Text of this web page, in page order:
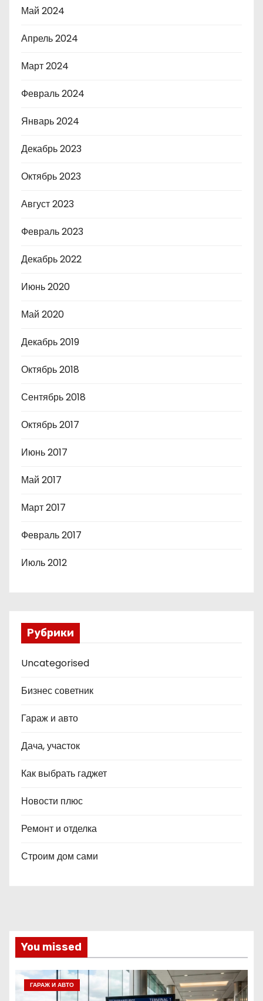
Май 2024
Апрель 2024
Март 2024
Февраль 2024
Январь 2024
Декабрь 2023
Октябрь 2023
Август 2023
Февраль 2023
Декабрь 2022
Июнь 2020
Май 2020
Декабрь 2019
Октябрь 2018
Сентябрь 2018
Октябрь 2017
Июнь 2017
Май 2017
Март 2017
Февраль 2017
Июль 2012
Рубрики
Uncategorised
Бизнес советник
Гараж и авто
Дача, участок
Как выбрать гаджет
Новости плюс
Ремонт и отделка
Строим дом сами
You missed
ГАРАЖ И АВТО